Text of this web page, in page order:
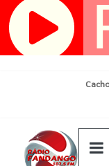
Pular
para